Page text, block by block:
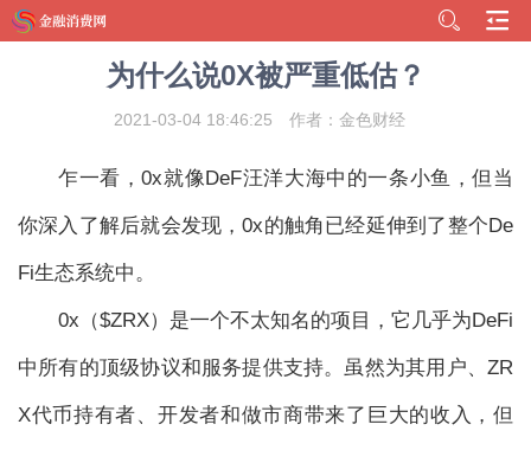
为什么说0X被严重低估？
2021-03-04 18:46:25 作者：金色财经
乍一看，0x就像DeF汪洋大海中的一条小鱼，但当
你深入了解后就会发现，0x的触角已经延伸到了整个De
Fi生态系统中。
0x（$ZRX）是一个不太知名的项目，它几乎为DeFi
中所有的顶级协议和服务提供支持。虽然为其用户、ZR
X代币持有者、开发者和做市商带来了巨大的收入，但